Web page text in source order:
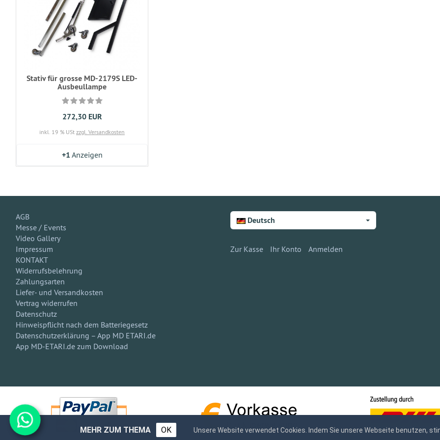
Stativ für grosse MD-2179S LED-
Ausbeullampe
272,30 EUR
inkl. 19 % USt zzgl. Versandkosten
+1 Anzeigen
AGB
Messe / Events
Video Gallery
Impressum
KONTAKT
Widerrufsbelehrung
Zahlungsarten
Liefer- und Versandkosten
Vertrag widerrufen
Datenschutz
Hinweispflicht nach dem Batteriegesetz
Datenschutzerklärung – App MD ETARI.de
App MD-ETARI.de zum Download
Deutsch
Zur Kasse Ihr Konto Anmelden
MEHR ZUM THEMA OK Unsere Website verwendet Cookies. Indem Sie unsere Webseite benutzen,